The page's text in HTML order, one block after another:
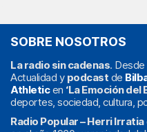
SOBRE NOSOTROS
La radio sin cadenas. Desde
Actualidad y podcast de
Athleticen ‘La Emoción del
deportes, sociedad, cultura,
Radio Popular – Herri Irratia